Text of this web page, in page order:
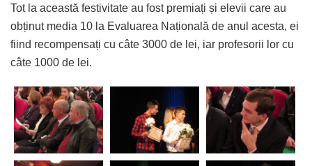
Tot la această festivitate au fost premiați și elevii care au
obținut media 10 la Evaluarea Națională de anul acesta, ei
fiind recompensați cu câte 3000 de lei, iar profesorii lor cu
câte 1000 de lei.